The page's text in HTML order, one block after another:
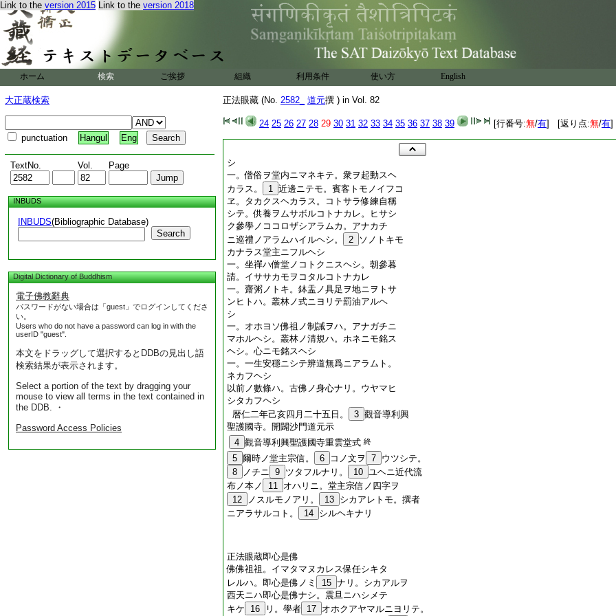
Link to the version 2015 Link to the version 2018
ホーム 検索 ご挨拶 組織 利用条件 使い方 English
大正蔵検索
punctuation Hangul Eng
TextNo. Vol. Page
INBUDS
INBUDS(Bibliographic Database)
Search
Digital Dictionary of Buddhism
電子佛教辭典
パスワードがない場合は「guest」でログインしてくださ
い。
Users who do not have a password can log in with the
userID "guest".
本文をドラッグして選択するとDDBの見出し語
検索結果が表示されます。
Select a portion of the text by dragging your
mouse to view all terms in the text contained in
the DDB. ・
Password Access Policies
正法眼藏 (No. 2582_ 道元撰 ) in Vol. 82
24 25 26 27 28 29 30 31 32 33 34 35 36 37 38 39 [行番号:無/有] [返り点:無/有]
シ
一。僧俗ヲ堂内ニマネキテ。衆ヲ起動スヘ
カラス。
1 近邊ニテモ。賓客トモノイフコ
ヱ。タカクスヘカラス。コトサラ修練自稱
シテ。供養ヲムサボルコトナカレ。ヒサシ
ク參學ノココロザシアラムカ。アナカチ
ニ巡禮ノアラムハイルヘシ。
2
ソノトキモ
カナラス堂主ニフルヘシ
一。坐禪ハ僧堂ノコトクニスヘシ。朝參暮
請。イササカモヲコタルコトナカレ
一。齋粥ノトキ。鉢盂ノ具足ヲ地ニヲトサ
ンヒトハ。叢林ノ式ニヨリテ罰油アルヘ
シ
一。オホヨソ佛祖ノ制誡ヲハ。アナガチニ
マホルヘシ。叢林ノ清規ハ。ホネニモ銘ス
ヘシ。心ニモ銘スヘシ
一。一生安穩ニシテ辨道無爲ニアラムト。
ネカフヘシ
以前ノ數條ハ。古佛ノ身心ナリ。ウヤマヒ
シタカフヘシ
暦仁二年己亥四月二十五日。
3 觀音導利興
聖護國寺。開闢沙門道元示
4 觀音導利興聖護國寺重雲堂式 終
5 爾時ノ堂主宗信。 6 コノ文ヲ 7 ウツシテ。
8
ノチニ 9 ツタフルナリ。 10 ユヘニ近代流
布ノ本ノ
11 オハリニ。堂主宗信ノ四字ヲ
12
ノスルモノアリ。 13 シカアレトモ。撰者
ニアラサルコト。
14 シルヘキナリ
正法眼蔵即心是佛
佛佛祖祖。イマタマヌカレス保任シキタ
レルハ。即心是佛ノミ
15 ナリ。シカアルヲ
西天ニハ即心是佛ナシ。震旦ニハシメテ
キケ
16 リ。學者 17 オホクアヤマルニヨリテ。